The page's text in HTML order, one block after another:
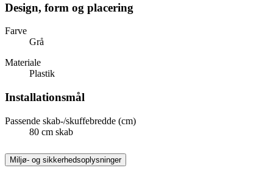
Design, form og placering
Farve
Grå
Materiale
Plastik
Installationsmål
Passende skab-/skuffebredde (cm)
80 cm skab
Miljø- og sikkerhedsoplysninger